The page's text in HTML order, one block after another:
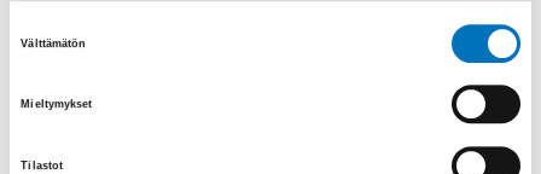
Välttämätön
Mieltymykset
Tilastot